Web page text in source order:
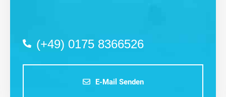
(+49) 0175 8366526
E-Mail Senden